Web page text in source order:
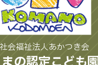
社会福祉法人あかつき会